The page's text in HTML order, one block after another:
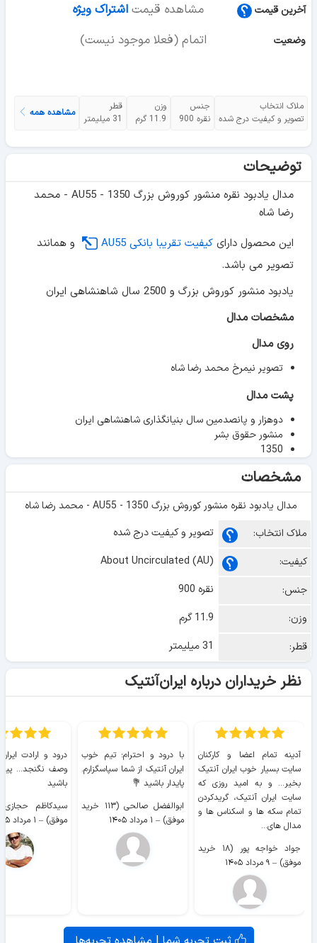
آخرین قیمت مشاهده قیمت اشتراک ویژه
وضعیت اتمام (فعلا موجود نیست)
ملاک انتخاب
تصویر و کیفیت درج شده
جنس
نقره 900
وزن
11.9 گرم
قطر
31 میلیمتر
مشاهده همه
توضیحات
مدال یادبود نقره منشور کوروش بزرگ 1350 - AU55 - محمد
رضا شاه
این محصول دارای کیفیت تقریبا بانکی AU55
و همانند
تصویر می باشد.
یادبود منشور کوروش بزرگ و 2500 سال شاهنشاهی ایران
مشخصات مدال
روی مدال
تصویر نیمرخ محمد رضا شاه
پشت مدال
دوهزار و پانصدمین سال بنیانگذاری شاهنشاهی ایران
منشور حقوق بشر
1350
مشخصات
مدال یادبود نقره منشور کوروش بزرگ 1350 - AU55 - محمد رضا شاه
ملاک انتخاب:
تصویر و کیفیت درج شده
کیفیت:
About Uncirculated (AU)
جنس:
نقره 900
وزن:
11.9 گرم
قطر:
31 میلیمتر
نظر خریداران درباره ایران‌آنتیک
آدینه تمام اعضا و کارکنان
سایت بسیار خوب ايران آنتیک
بخیر... و به امید روزی که
سایت ايران آنتیک، گریدکردن
تمام سکه ها و اسکناس ها و
مدال های...
جواد خواجه پور (۱۸ خرید
موفق) – ۹ مرداد ۱۴۰۵
با درود و احترام؛ تیم خوب
ایران آنتیک از شما سپاسگزارم.
پایدار باشید 💐
ابوالفضل صالحی (۱۱۳ خرید
موفق) – ۱ مرداد ۱۴۰۵
درود و ارادت
وصف نگنجد...
باشید
موفق) – ۱ مرداد ۱۴۰۵